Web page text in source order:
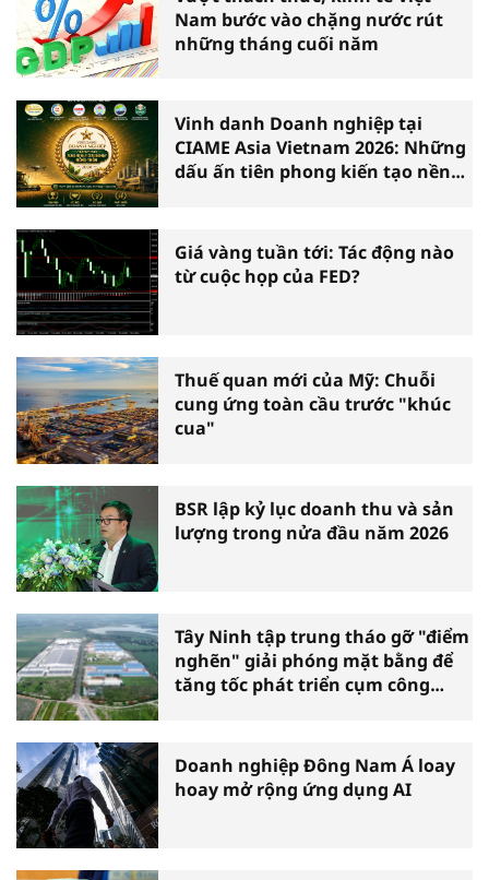
Nam bước vào chặng nước rút
những tháng cuối năm
Vinh danh Doanh nghiệp tại
CIAME Asia Vietnam 2026: Những
dấu ấn tiên phong kiến tạo nền
Giá vàng tuần tới: Tác động nào
từ cuộc họp của FED?
Thuế quan mới của Mỹ: Chuỗi
cung ứng toàn cầu trước "khúc
cua"
BSR lập kỷ lục doanh thu và sản
lượng trong nửa đầu năm 2026
Tây Ninh tập trung tháo gỡ "điểm
nghẽn" giải phóng mặt bằng để
tăng tốc phát triển cụm công
Doanh nghiệp Đông Nam Á loay
hoay mở rộng ứng dụng AI